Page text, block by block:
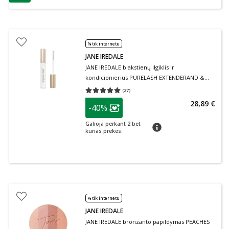
patarimas
% tik internetu
JANE IREDALE
JANE IREDALE blakstienų ilgiklis ir
kondicionierius PURELASH EXTENDERAND &
CONDITIONER, 9 g
(27)
Vidutinis įvertinimas 5.00
patarimas
Lojalumo klubo narių nuolaida
-40%
Galioja perkant 2 bet
kurias prekes.
patarimas
28,89 €
% tik internetu
JANE IREDALE
JANE IREDALE bronzanto papildymas PEACHES